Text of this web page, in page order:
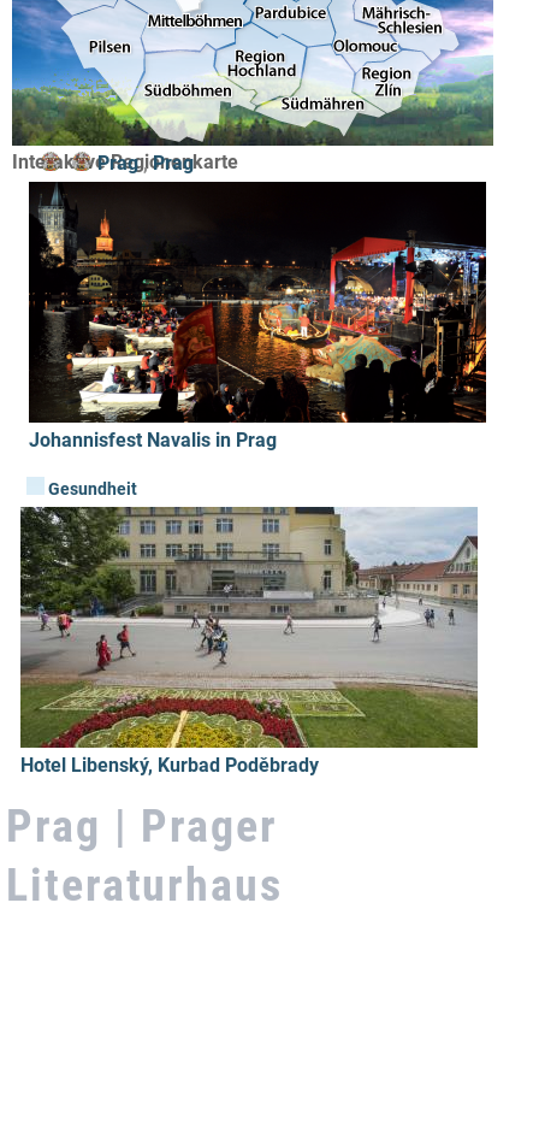
Interaktive Regionenkarte
Prag,Prag
Johannisfest Navalis in Prag
Gesundheit
Hotel Libenský, Kurbad Poděbrady
Prag | Prager
Literaturhaus